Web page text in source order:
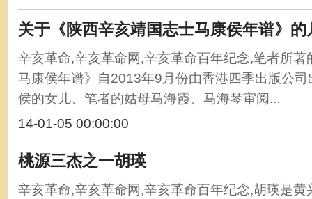
关于《陕西辛亥靖国志士马康侯年谱》的
辛亥革命,辛亥革命网,辛亥革命百年纪念,笔者所
马康侯年谱》自2013年9月份由香港四季出版公
侯的女儿、笔者的姑母马海霞、马海琴审阅...
14-01-05 00:00:00
桃源三杰之一胡瑛
辛亥革命,辛亥革命网,辛亥革命百年纪念,胡瑛是